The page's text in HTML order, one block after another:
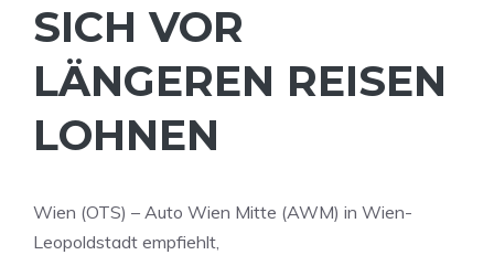
SICH VOR
LÄNGEREN REISEN
LOHNEN
Wien (OTS) – Auto Wien Mitte (AWM) in Wien-
Leopoldstadt empfiehlt,